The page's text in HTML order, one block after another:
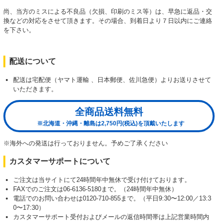
尚、当方のミスによる不良品（欠損、印刷のミス等）は、早急に返品・交
換などの対応をさせて頂きます。その場合、到着日より７日以内にご連絡
を下さい。
配送について
配送は宅配便（ヤマト運輸 、日本郵便、佐川急便）よりお送りさせて
いただきます。
全商品送料無料
※北海道・沖縄・離島は2,750円(税込)を頂戴いたします
※海外への発送は行っておりません。予めご了承ください
カスタマーサポートについて
ご注文は当サイトにて24時間年中無休で受け付けております。
FAXでのご注文は06-6136-5180まで。（24時間年中無休）
電話でのお問い合わせは0120-710-855まで。（平日9:30〜12:00／13:3
0〜17:30）
カスタマーサポート受付およびメールの返信時間帯は上記営業時間内